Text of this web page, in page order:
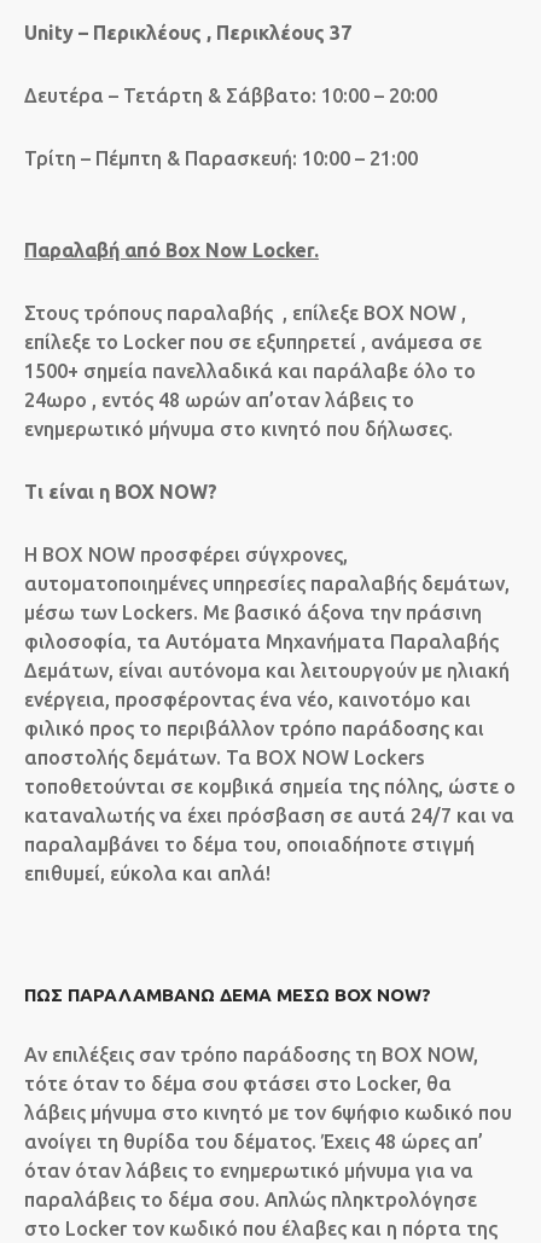
Unity – Περικλέους , Περικλέους 37
Δευτέρα – Τετάρτη & Σάββατο: 10:00 – 20:00
Τρίτη – Πέμπτη & Παρασκευή: 10:00 – 21:00
Παραλαβή από Box Now Locker.
Στους τρόπους παραλαβής , επίλεξε BOX NOW ,
επίλεξε το Locker που σε εξυπηρετεί , ανάμεσα σε
1500+ σημεία πανελλαδικά και παράλαβε όλο το
24ωρο , εντός 48 ωρών απ’οταν λάβεις το
ενημερωτικό μήνυμα στο κινητό που δήλωσες.
Τι είναι η BOX NOW?
Η BOX NOW προσφέρει σύγχρονες,
αυτοματοποιημένες υπηρεσίες παραλαβής δεμάτων,
μέσω των Lockers. Με βασικό άξονα την πράσινη
φιλοσοφία, τα Αυτόματα Μηχανήματα Παραλαβής
Δεμάτων, είναι αυτόνομα και λειτουργούν με ηλιακή
ενέργεια, προσφέροντας ένα νέο, καινοτόμο και
φιλικό προς το περιβάλλον τρόπο παράδοσης και
αποστολής δεμάτων. Τα BOX NOW Lockers
τοποθετούνται σε κομβικά σημεία της πόλης, ώστε ο
καταναλωτής να έχει πρόσβαση σε αυτά 24/7 και να
παραλαμβάνει το δέμα του, οποιαδήποτε στιγμή
επιθυμεί, εύκολα και απλά!
ΠΏΣ ΠΑΡΑΛΑΜΒΆΝΩ ΔΈΜΑ ΜΈΣΩ BOX NOW?
Αν επιλέξεις σαν τρόπο παράδοσης τη BOX NOW,
τότε όταν το δέμα σου φτάσει στο Locker, θα
λάβεις μήνυμα στο κινητό με τον 6ψήφιο κωδικό που
ανοίγει τη θυρίδα του δέματος. Έχεις 48 ώρες απ’
όταν όταν λάβεις το ενημερωτικό μήνυμα για να
παραλάβεις το δέμα σου. Απλώς πληκτρολόγησε
στο Locker τον κωδικό που έλαβες και η πόρτα της